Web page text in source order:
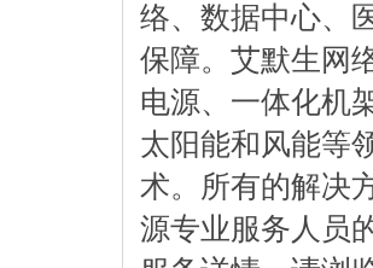
络、数据中心、
保障。艾默生网
电源、一体化机
太阳能和风能等
术。所有的解决
源专业服务人员